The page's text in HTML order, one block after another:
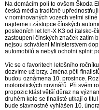
Na domácím poli to ovšem Škoda
česká média tradičně
v nominovaných vozech velmi
najdeme i zástupce čínských
posledních let Ich-X K3 od italsko-
zastoupení čínských značek zatím
nejsou schváleni Ministerstvem
automobilů a nebyli ochotni splnit
Víc se o favoritech letošního
dozvíme už brzy. Jména pěti
budou oznámena 10. prosince.
motoristických novinářů. Při svém
propozic klást větší důraz na
druhém kole se finalisté utkají o
bude slavnostně vyhlášen 10.